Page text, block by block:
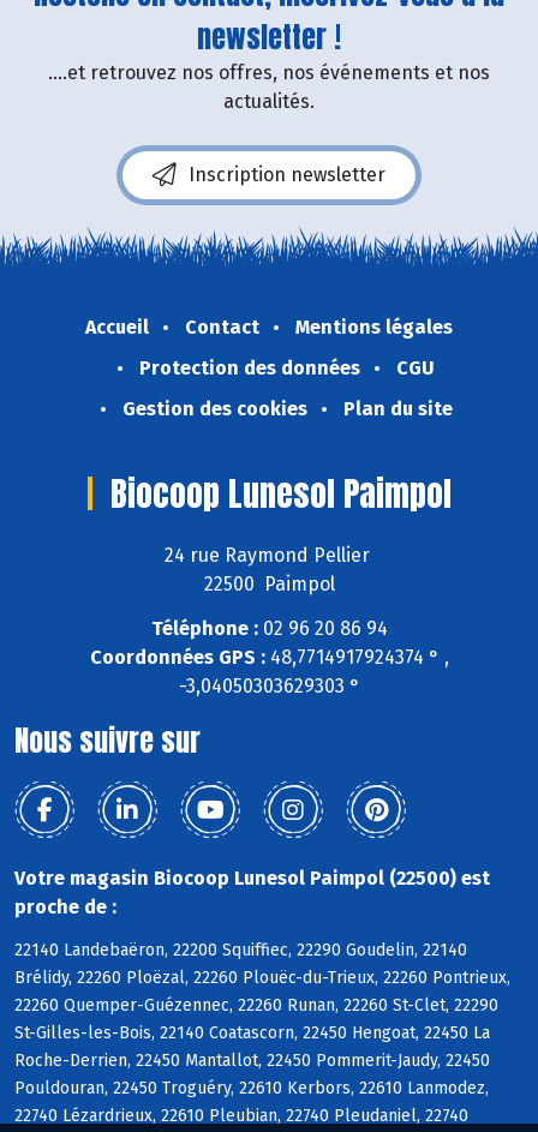
newsletter !
....et retrouvez nos offres, nos événements et nos
actualités.
Inscription newsletter
Accueil Contact
Mentions légales
Protection des données
CGU
Gestion des cookies
Plan du site
Biocoop Lunesol Paimpol
24 rue Raymond Pellier
22500 Paimpol
Téléphone :02 96 20 86 94
Coordonnées GPS :48,7714917924374 ° ,
-3,04050303629303 °
Nous suivre sur
Votre magasin Biocoop Lunesol Paimpol (22500) est
proche de :
22140 Landebaëron, 22200 Squiffiec, 22290 Goudelin, 22140
Brélidy, 22260 Ploëzal, 22260 Plouëc-du-Trieux, 22260 Pontrieux,
22260 Quemper-Guézennec, 22260 Runan, 22260 St-Clet, 22290
St-Gilles-les-Bois, 22140 Coatascorn, 22450 Hengoat, 22450 La
Roche-Derrien, 22450 Mantallot, 22450 Pommerit-Jaudy, 22450
Pouldouran, 22450 Troguéry, 22610 Kerbors, 22610 Lanmodez,
22740 Lézardrieux, 22610 Pleubian, 22740 Pleudaniel, 22740